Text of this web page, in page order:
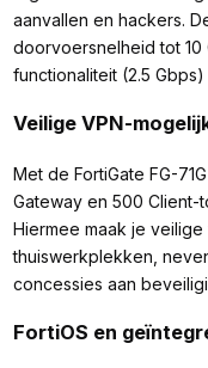
aanvallen en hackers.
doorvoersnelheid tot
functionaliteit (2.5
Veilige VPN-
Met de FortiGate FG-
Gateway en 500 Client-
Hiermee maak je
thuiswerkplekken,
concessies aan
FortiOS en